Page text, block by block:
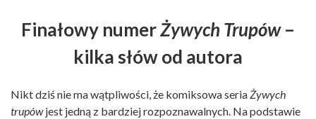
Finałowy numerŻywych Trupów–
kilka słów od autora
Nikt dziś nie ma wątpliwości, że komiksowa seriaŻywych
trupówjest jedną z bardziej rozpoznawalnych. Na podstawie